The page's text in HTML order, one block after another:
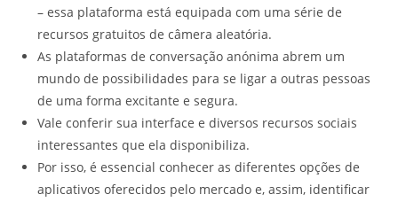
– essa plataforma está equipada com uma série de
recursos gratuitos de câmera aleatória.
As plataformas de conversação anónima abrem um
mundo de possibilidades para se ligar a outras pessoas
de uma forma excitante e segura.
Vale conferir sua interface e diversos recursos sociais
interessantes que ela disponibiliza.
Por isso, é essencial conhecer as diferentes opções de
aplicativos oferecidos pelo mercado e, assim, identificar